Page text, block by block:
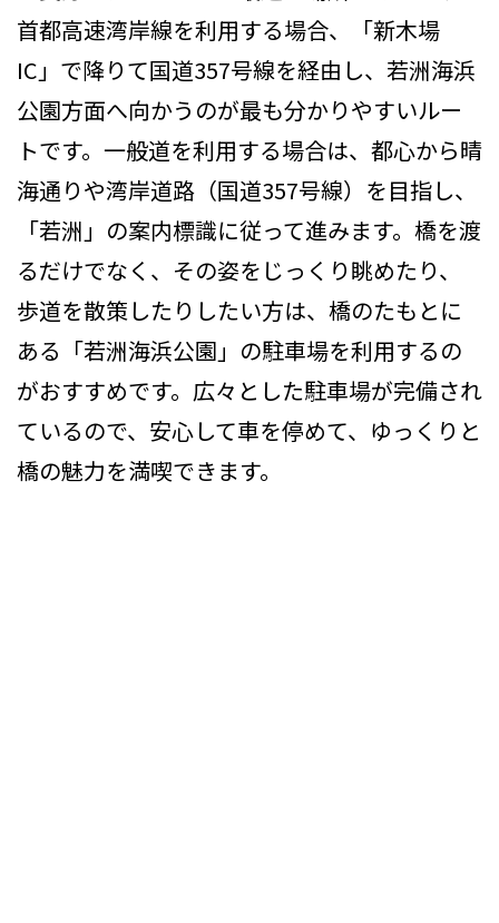
首都高速湾岸線を利用する場合、「新木場
IC」で降りて国道357号線を経由し、若洲海浜
公園方面へ向かうのが最も分かりやすいルー
トです。一般道を利用する場合は、都心から晴
海通りや湾岸道路（国道357号線）を目指し、
「若洲」の案内標識に従って進みます。橋を渡
るだけでなく、その姿をじっくり眺めたり、
歩道を散策したりしたい方は、橋のたもとに
ある「若洲海浜公園」の駐車場を利用するの
がおすすめです。広々とした駐車場が完備され
ているので、安心して車を停めて、ゆっくりと
橋の魅力を満喫できます。